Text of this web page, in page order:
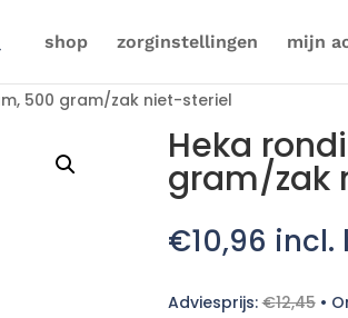
shop zorginstellingen mijn
500 gram/zak niet-steriel
Heka
gram/zak
€10,96 incl.
Adviesprijs:€12,45•